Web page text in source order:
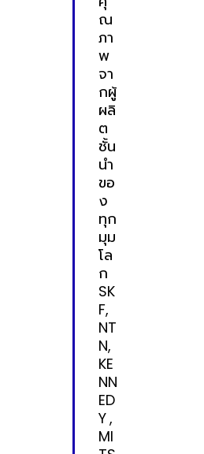
ณ
ภา
พ
จา
กผู้
ผลิ
ต
ชั้น
นำ
ขอ
ง
ทุก
มุม
โล
ก
SK
F,
NT
N,
KE
NN
ED
Y ,
MI